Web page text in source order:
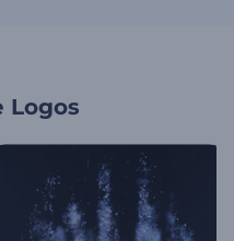
Logos